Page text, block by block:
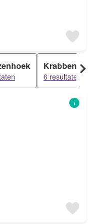
Krabbenhoek
6 resultaten